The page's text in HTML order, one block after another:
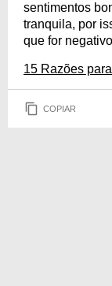
sentimentos
tranquila, por
que for
15 Razões
COPIAR